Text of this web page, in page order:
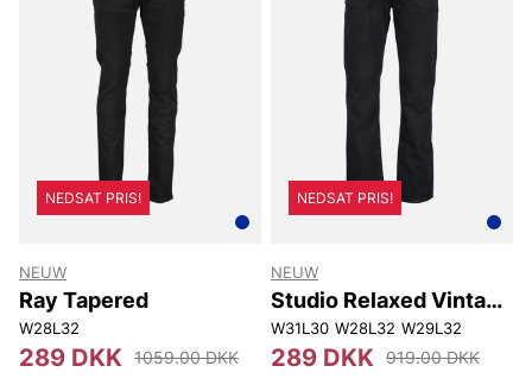
NEDSAT PRIS!
NEUW
Ray Tapered
W28L32
289 DKK 1059.00 DKK
NEDSAT PRIS!
NEUW
Studio Relaxed Vintage
Black
W31L30 W28L32 W29L32
289 DKK 919.00 DKK